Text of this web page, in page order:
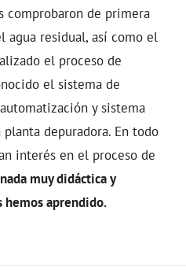
comprobaron de primera
agua residual, así como el
el proceso de
el sistema de
y sistema
depuradora. En todo
interés en el proceso de
muy didáctica y
aprendido.